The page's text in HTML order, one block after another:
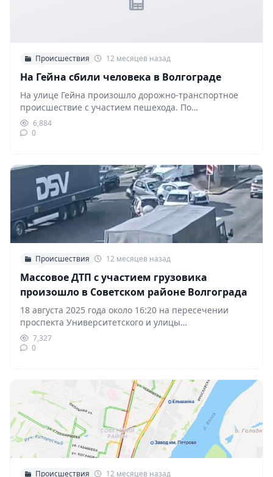
Происшествия 12 месяцев назад
На Гейна сбили человека в Волгограде
На улице Гейна произошло дорожно-транспортное
происшествие с участием пешехода. По
предварительной информации, днём 18 августа…
6,884
0
Происшествия 12 месяцев назад
Массовое ДТП с участием грузовика
произошло в Советском районе Волгограда
18 августа 2025 года около 16:20 на пересечении
проспекта Университетского и улицы
Краснопресненской произошло крупное…
7,327
0
Происшествия 12 месяцев назад